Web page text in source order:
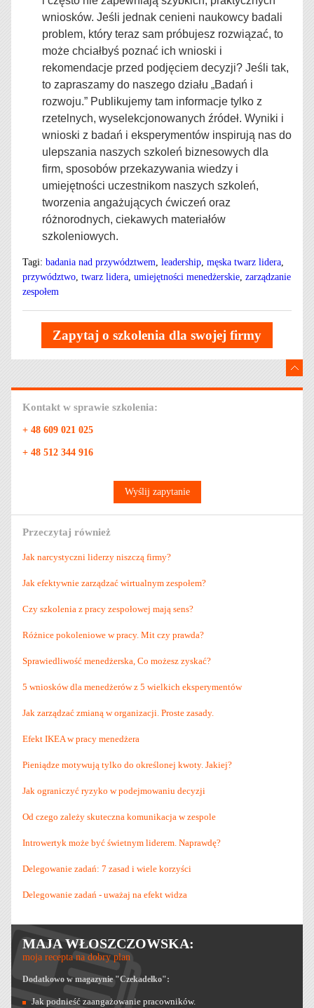
wniosków. Jeśli jednak cenieni naukowcy badali
problem, który teraz sam próbujesz rozwiązać, to
może chciałbyś poznać ich wnioski i
rekomendacje przed podjęciem decyzji? Jeśli tak,
to zapraszamy do naszego działu „Badań i
rozwoju.” Publikujemy tam informacje tylko z
rzetelnych, wyselekcjonowanych źródeł. Wyniki i
wnioski z badań i eksperymentów inspirują nas do
ulepszania naszych szkoleń biznesowych dla
firm, sposobów przekazywania wiedzy i
umiejętności uczestnikom naszych szkoleń,
tworzenia angażujących ćwiczeń oraz
różnorodnych, ciekawych materiałów
szkoleniowych.
Tagi: badania nad przywództwem, leadership, męska twarz lidera,
przywództwo, twarz lidera, umiejętności menedżerskie, zarządzanie
zespołem
Zapytaj o szkolenia dla swojej firmy
Kontakt w sprawie szkolenia:
+ 48 609 021 025
+ 48 512 344 916
Wyślij zapytanie
Przeczytaj również
Jak narcystyczni liderzy niszczą firmy?
Jak efektywnie zarządzać wirtualnym zespołem?
Czy szkolenia z pracy zespołowej mają sens?
Różnice pokoleniowe w pracy. Mit czy prawda?
Sprawiedliwość menedżerska, Co możesz zyskać?
5 wniosków dla menedżerów z 5 wielkich eksperymentów
Jak zarządzać zmianą w organizacji. Proste zasady.
Efekt IKEA w pracy menedżera
Pieniądze motywują tylko do określonej kwoty. Jakiej?
Jak ograniczyć ryzyko w podejmowaniu decyzji
Od czego zależy skuteczna komunikacja w zespole
Introwertyk może być świetnym liderem. Naprawdę?
Delegowanie zadań: 7 zasad i wiele korzyści
Delegowanie zadań - uważaj na efekt widza
MAJA WŁOSZCZOWSKA:
moja recepta na dobry plan
Dodatkowo w magazynie "Czekadełko":
Jak podnieść zaangażowanie pracowników.